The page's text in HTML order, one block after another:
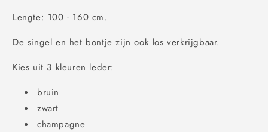
Lengte: 100 - 160 cm.
De singel en het bontje zijn ook los verkrijgbaar.
Kies uit 3 kleuren leder:
bruin
zwart
champagne